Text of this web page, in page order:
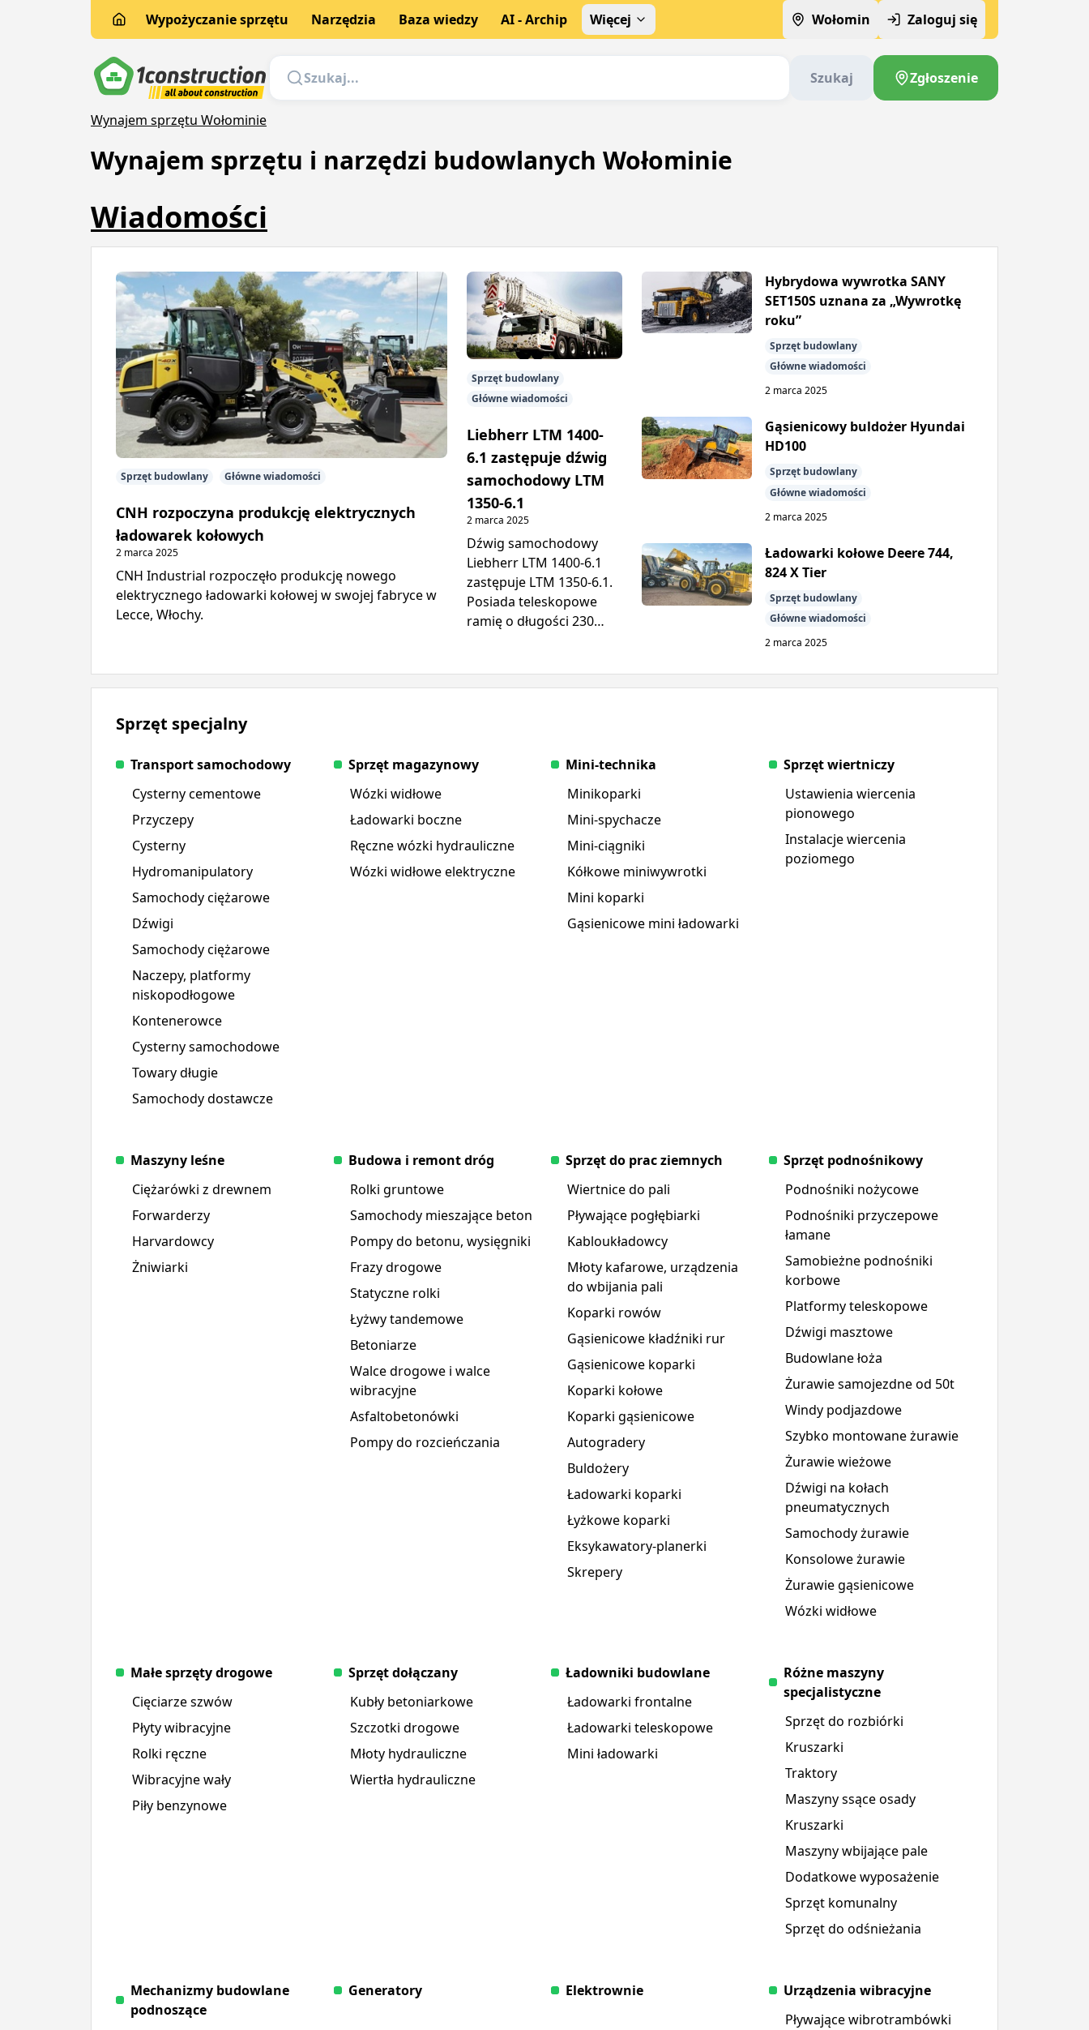
Wypożyczanie sprzętu Narzędzia Baza wiedzy AI - Archip Więcej Wołomin Zaloguj się
Szukaj Zgłoszenie
Wynajem sprzętu Wołominie
Wynajem sprzętu i narzędzi budowlanych Wołominie
Wiadomości
Sprzęt budowlany Główne wiadomości
CNH rozpoczyna produkcję elektrycznych
ładowarek kołowych
2 marca 2025
CNH Industrial rozpoczęło produkcję nowego
elektrycznego ładowarki kołowej w swojej fabryce w
Lecce, Włochy.
Sprzęt budowlany
Główne wiadomości
Liebherr LTM 1400-
6.1 zastępuje dźwig
samochodowy LTM
1350-6.1
2 marca 2025
Dźwig samochodowy
Liebherr LTM 1400-6.1
zastępuje LTM 1350-6.1.
Posiada teleskopowe
ramię o długości 230
dźwig, z maksymalnym
stopy.
Hybrydowa wywrotka SANY
SET150S uznana za „Wywrotkę
roku”
Sprzęt budowlany
Główne wiadomości
2 marca 2025
Gąsienicowy buldożer Hyundai
HD100
Sprzęt budowlany
Główne wiadomości
2 marca 2025
Ładowarki kołowe Deere 744,
824 X Tier
Sprzęt budowlany
Główne wiadomości
2 marca 2025
Sprzęt specjalny
Transport samochodowy
Cysterny cementowe
Przyczepy
Cysterny
Hydromanipulatory
Samochody ciężarowe
Dźwigi
Samochody ciężarowe
Naczepy, platformy
niskopodłogowe
Kontenerowce
Cysterny samochodowe
Towary długie
Samochody dostawcze
Sprzęt magazynowy
Wózki widłowe
Ładowarki boczne
Ręczne wózki hydrauliczne
Wózki widłowe elektryczne
Mini-technika
Minikoparki
Mini-spychacze
Mini-ciągniki
Kółkowe miniwywrotki
Mini koparki
Gąsienicowe mini ładowarki
Sprzęt wiertniczy
Ustawienia wiercenia
pionowego
Instalacje wiercenia
poziomego
Maszyny leśne
Ciężarówki z drewnem
Forwarderzy
Harvardowcy
Żniwiarki
Budowa i remont dróg
Rolki gruntowe
Samochody mieszające beton
Pompy do betonu, wysięgniki
Frazy drogowe
Statyczne rolki
Łyżwy tandemowe
Betoniarze
Walce drogowe i walce
wibracyjne
Asfaltobetonówki
Pompy do rozcieńczania
Sprzęt do prac ziemnych
Wiertnice do pali
Pływające pogłębiarki
Kabloukładowcy
Młoty kafarowe, urządzenia
do wbijania pali
Koparki rowów
Gąsienicowe kładźniki rur
Gąsienicowe koparki
Koparki kołowe
Koparki gąsienicowe
Autogradery
Buldożery
Ładowarki koparki
Łyżkowe koparki
Eksykawatory-planerki
Skrepery
Sprzęt podnośnikowy
Podnośniki nożycowe
Podnośniki przyczepowe
łamane
Samobieżne podnośniki
korbowe
Platformy teleskopowe
Dźwigi masztowe
Budowlane łoża
Żurawie samojezdne od 50t
Windy podjazdowe
Szybko montowane żurawie
Żurawie wieżowe
Dźwigi na kołach
pneumatycznych
Samochody żurawie
Konsolowe żurawie
Żurawie gąsienicowe
Wózki widłowe
Małe sprzęty drogowe
Cięciarze szwów
Płyty wibracyjne
Rolki ręczne
Wibracyjne wały
Piły benzynowe
Sprzęt dołączany
Kubły betoniarkowe
Szczotki drogowe
Młoty hydrauliczne
Wiertła hydrauliczne
Ładowniki budowlane
Ładowarki frontalne
Ładowarki teleskopowe
Mini ładowarki
Różne maszyny
specjalistyczne
Sprzęt do rozbiórki
Kruszarki
Traktory
Maszyny ssące osady
Kruszarki
Maszyny wbijające pale
Dodatkowe wyposażenie
Sprzęt komunalny
Sprzęt do odśnieżania
Mechanizmy budowlane
podnoszące
Generatory Elektrownie
Urządzenia wibracyjne
Pływające wibrotrambówki